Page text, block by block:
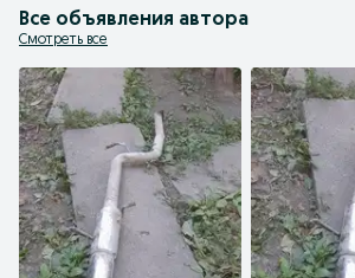
Все объявления автора
Смотреть все